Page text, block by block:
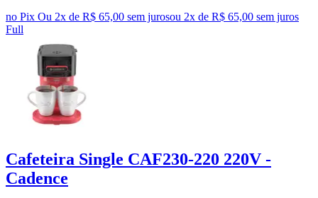
no Pix Ou 2x de R$ 65,00 sem jurosou 2x de R$ 65,00 sem juros
Full
Cafeteira Single CAF230-220 220V -
Cadence